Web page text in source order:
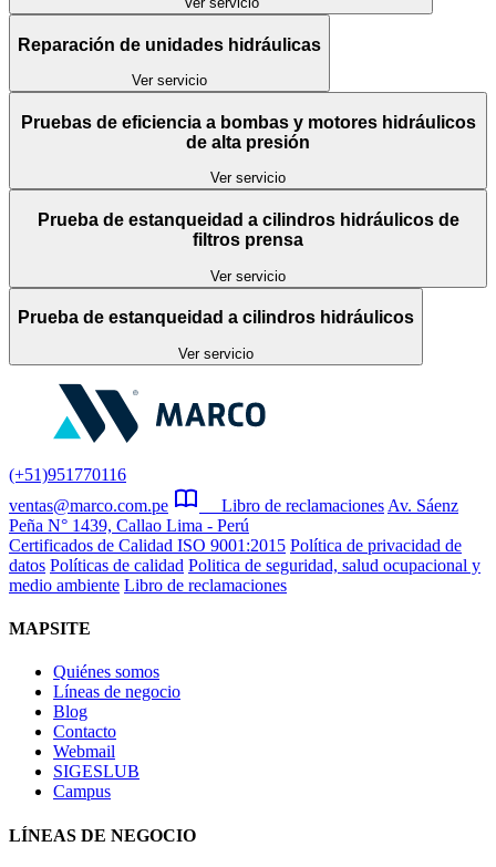
Reparación de unidades hidráulicas
Ver servicio
Pruebas de eficiencia a bombas y motores hidráulicos
de alta presión
Ver servicio
Prueba de estanqueidad a cilindros hidráulicos de
filtros prensa
Ver servicio
Prueba de estanqueidad a cilindros hidráulicos
Ver servicio
(+51)951770116
ventas@marco.com.pe
Libro de reclamaciones Av. Sáenz
Peña N° 1439, Callao Lima - Perú
Certificados de Calidad ISO 9001:2015 Política de privacidad de
datos Políticas de calidad Politica de seguridad, salud ocupacional y
medio ambiente Libro de reclamaciones
MAPSITE
Quiénes somos
Líneas de negocio
Blog
Contacto
Webmail
SIGESLUB
Campus
LÍNEAS DE NEGOCIO